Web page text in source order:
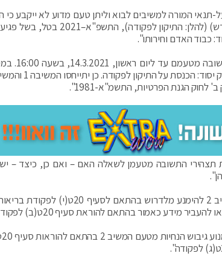
הוראת שעה – נגיף הקורונה
כבוד האדם וחירותו".
הגנת הפרטיות, התשמ"א-1981".
במסגרת תצהירי התשובה מטעמן לשאלה האם – ואם כן, כיצד